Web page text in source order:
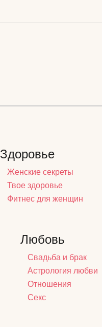
Здоровье
Женские секреты
Твое здоровье
Фитнес для женщин
Любовь
Свадьба и брак
Астрология любви
Отношения
Секс